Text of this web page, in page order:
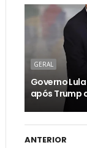
GERAL
Governo
após Trump
ANTERIOR